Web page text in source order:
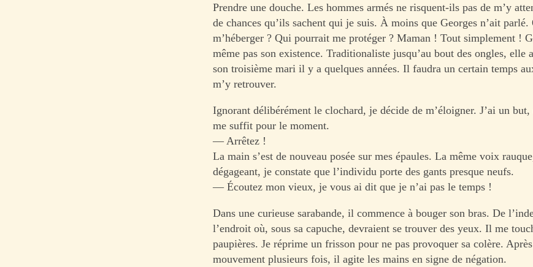
Prendre une douche. Les hommes armés ne risquent-ils pas de m’y
de chances qu’ils sachent qui je suis. À moins que Georges n’ait
m’héberger ? Qui pourrait me protéger ? Maman ! Tout simplement !
même pas son existence. Traditionaliste jusqu’au bout des ongles, elle
son troisième mari il y a quelques années. Il faudra un certain temps
m’y retrouver.
Ignorant délibérément le clochard, je décide de m’éloigner. J’ai un
me suffit pour le moment.
— Arrêtez !
La main s’est de nouveau posée sur mes épaules. La même voix
dégageant, je constate que l’individu porte des gants presque neufs.
— Écoutez mon vieux, je vous ai dit que je n’ai pas le temps !
Dans une curieuse sarabande, il commence à bouger son bras. De
l’endroit où, sous sa capuche, devraient se trouver des yeux. Il me
paupières. Je réprime un frisson pour ne pas provoquer sa colère.
mouvement plusieurs fois, il agite les mains en signe de négation.